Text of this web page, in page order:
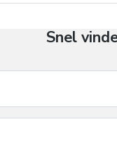
Snel